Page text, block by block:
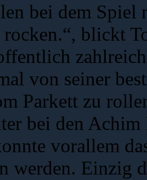
bei dem Spiel
rocken.“, blickt
von seiner
Parkett zu
bei den
vorallem
werden. Einzig